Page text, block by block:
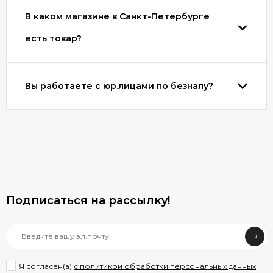
В каком магазине в Санкт-Петербурге
есть товар?
Вы работаете с юр.лицами по безналу?
Подписаться на рассылкy!
Я согласен(a) с политикой обработки персональных данных